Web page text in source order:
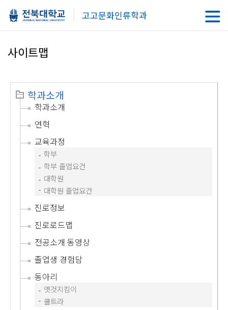
고고문화인류학과
사이트맵
학과소개
학과소개
연혁
교육과정
학부
학부 졸업요건
대학원
대학원 졸업요건
진로정보
진로로드맵
전공소개 동영상
졸업생 경험담
동아리
옛것지킴이
쿨트라